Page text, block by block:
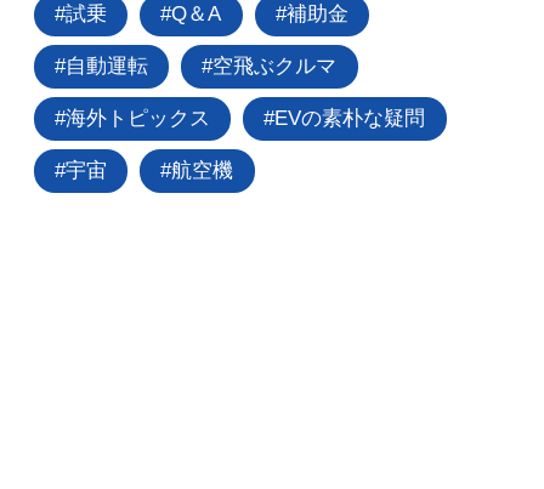
試乗 Q＆A 補助金
自動運転 空飛ぶクルマ
海外トピックス EVの素朴な疑問
宇宙 航空機